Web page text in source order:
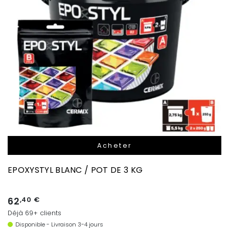
Acheter
EPOXYSTYL BLANC / POT DE 3 KG
62,40 €
Déjà 69+ clients
Disponible - Livraison 3-4 jours